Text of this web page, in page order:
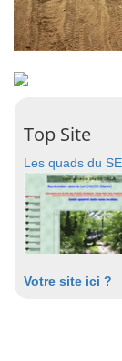
Top Site
Les quads du
Votre site ici ?